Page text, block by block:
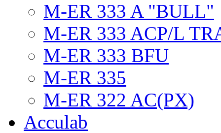
M-ER 333 A "BULL"
M-ER 333 ACP/L
M-ER 333 BFU
M-ER 335
M-ER 322 AC(PX)
Acculab